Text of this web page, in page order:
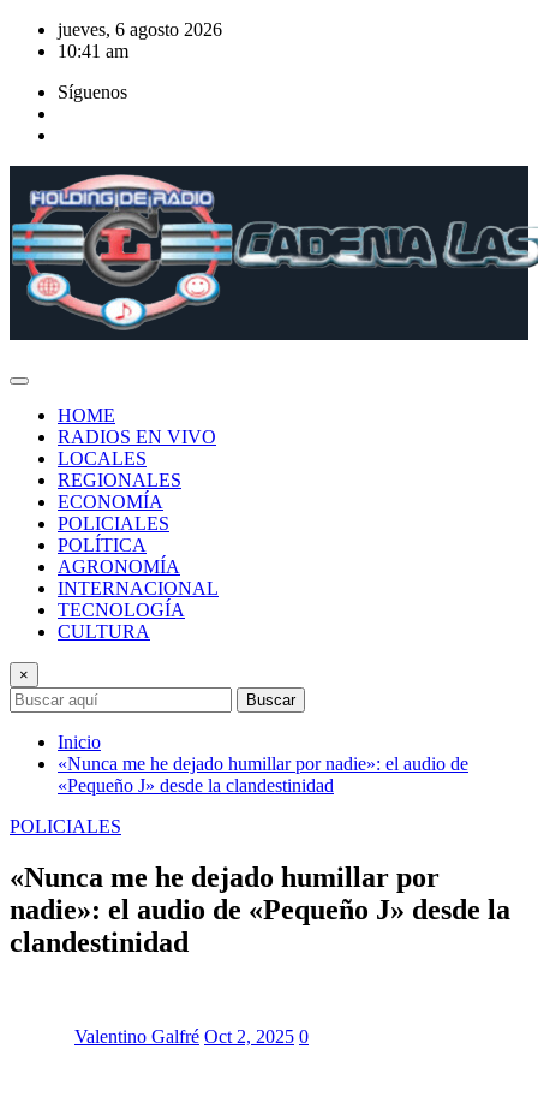
Saltar
jueves, 6 agosto 2026
10:41 am
Síguenos
HOME
RADIOS EN VIVO
LOCALES
REGIONALES
ECONOMÍA
POLICIALES
POLÍTICA
AGRONOMÍA
INTERNACIONAL
TECNOLOGÍA
CULTURA
×
Buscar
Inicio
«Nunca me he dejado humillar por nadie»: el audio de
«Pequeño J» desde la clandestinidad
POLICIALES
«Nunca me he dejado humillar por
nadie»: el audio de «Pequeño J» desde la
clandestinidad
Valentino Galfré Oct 2, 2025 0